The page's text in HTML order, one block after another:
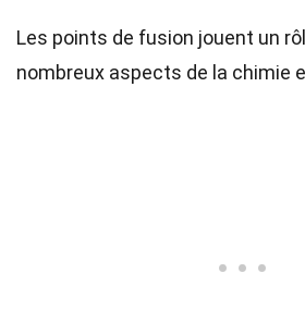
Les points de fusion jouent un
nombreux aspects de la chimie